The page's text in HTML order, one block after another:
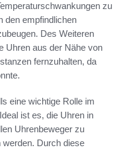
zu
den empfindlichen
Des Weiteren
Uhren aus der Nähe von
fernzuhalten, da
eine wichtige Rolle im
ist es, die Uhren in
Uhrenbeweger zu
Durch diese